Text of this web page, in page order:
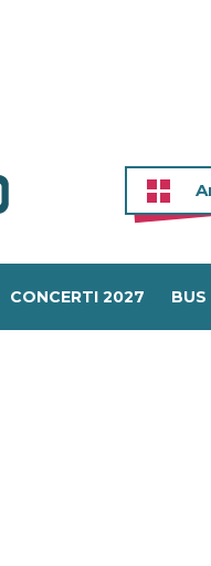
CONCERTI 2027 BUS